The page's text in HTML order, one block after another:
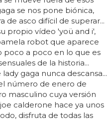
se nos pone biónica,
de asco difícil de superar...
propio vídeo 'yoü and i',
robot que aparece
poco a poco en lo que es
de la historia...
gaga nunca descansa...
número de enero de
masculino cuya versión
calderone hace ya unos
disfruta de todas las